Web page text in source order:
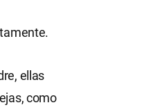
ellas
como